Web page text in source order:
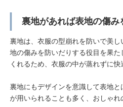
裏地があれば表地の傷み
裏地は、衣服の型崩れを防いで美
地の傷みを防いだりする役目を果
くれるため、衣服の中が蒸れずに快
裏地にもデザインを意識して表地
が用いられることも多く、おしゃれ